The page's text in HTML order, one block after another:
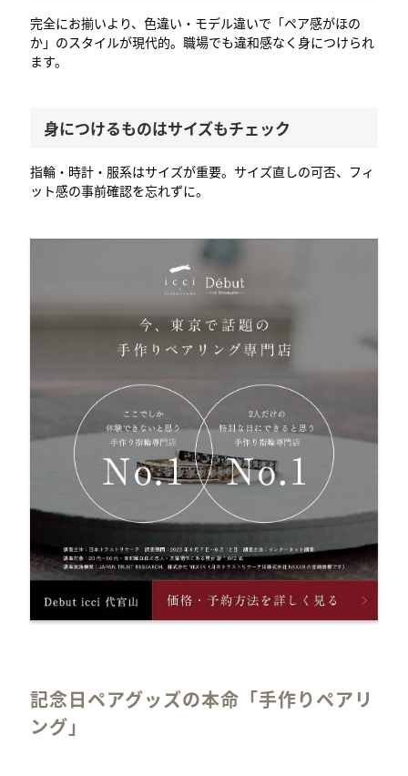
完全にお揃いより、色違い・モデル違いで「ペア感がほの
か」のスタイルが現代的。職場でも違和感なく身につけられ
ます。
身につけるものはサイズもチェック
指輪・時計・服系はサイズが重要。サイズ直しの可否、フィ
ット感の事前確認を忘れずに。
記念日ペアグッズの本命「手作りペアリ
ング」